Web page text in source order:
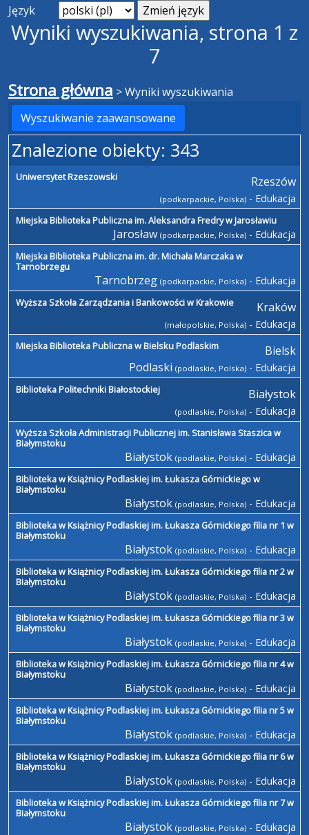
Język
Wyniki wyszukiwania, strona 1 z
7
Strona główna >Wyniki wyszukiwania
Wyszukiwanie zaawansowane
Znalezione obiekty: 343
Uniwersytet Rzeszowski Rzeszów
(podkarpackie, Polska)- Edukacja
Miejska Biblioteka Publiczna im. Aleksandra Fredry w Jarosławiu
Jarosław (podkarpackie, Polska)- Edukacja
Miejska Biblioteka Publiczna im. dr. Michała Marczaka w
Tarnobrzegu
Tarnobrzeg (podkarpackie, Polska)- Edukacja
Wyższa Szkoła Zarządzania i Bankowości w Krakowie Kraków
(małopolskie, Polska)- Edukacja
Miejska Biblioteka Publiczna w Bielsku Podlaskim
Bielsk
Podlaski (podlaskie, Polska)- Edukacja
Biblioteka Politechniki Białostockiej Białystok
(podlaskie, Polska)- Edukacja
Wyższa Szkoła Administracji Publicznej im. Stanisława Staszica w
Białymstoku
Białystok (podlaskie, Polska)- Edukacja
Biblioteka w Książnicy Podlaskiej im. Łukasza Górnickiego w
Białymstoku
Białystok (podlaskie, Polska)- Edukacja
Biblioteka w Książnicy Podlaskiej im. Łukasza Górnickiego filia nr 1 w
Białymstoku
Białystok (podlaskie, Polska)- Edukacja
Biblioteka w Książnicy Podlaskiej im. Łukasza Górnickiego filia nr 2 w
Białymstoku
Białystok (podlaskie, Polska)- Edukacja
Biblioteka w Książnicy Podlaskiej im. Łukasza Górnickiego filia nr 3 w
Białymstoku
Białystok (podlaskie, Polska)- Edukacja
Biblioteka w Książnicy Podlaskiej im. Łukasza Górnickiego filia nr 4 w
Białymstoku
Białystok (podlaskie, Polska)- Edukacja
Biblioteka w Książnicy Podlaskiej im. Łukasza Górnickiego filia nr 5 w
Białymstoku
Białystok (podlaskie, Polska)- Edukacja
Biblioteka w Książnicy Podlaskiej im. Łukasza Górnickiego filia nr 6 w
Białymstoku
Białystok (podlaskie, Polska)- Edukacja
Biblioteka w Książnicy Podlaskiej im. Łukasza Górnickiego filia nr 7 w
Białymstoku
Białystok (podlaskie, Polska)- Edukacja